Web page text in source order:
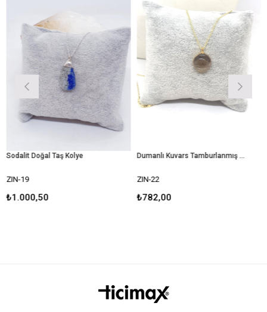
Doğal Taş Kolye
19
Dumanlı Kuvars Tamburlanmış Kristal Kolye
ZIN-22
₺782,00